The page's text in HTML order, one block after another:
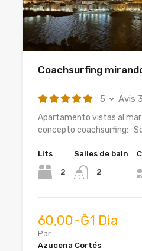
Coachsurfing
5 Avis 3
Apartamento vistas al mar
concepto coachsurfing:
Lits
2
Salles de bain
2
60,00-Ğ1 Dia
Par
Azucena Cortés